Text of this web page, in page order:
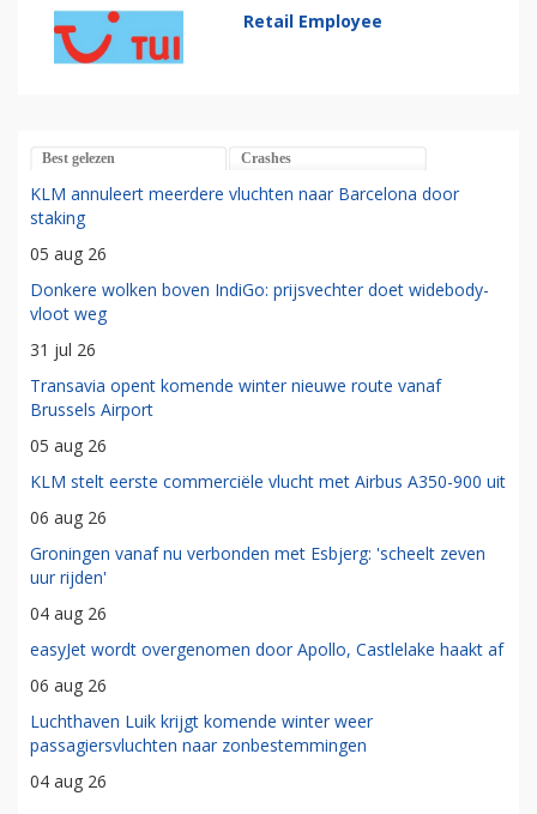
Retail Employee
Best gelezen Crashes
KLM annuleert meerdere vluchten naar Barcelona door
staking
05 aug 26
Donkere wolken boven IndiGo: prijsvechter doet widebody-
vloot weg
31 jul 26
Transavia opent komende winter nieuwe route vanaf
Brussels Airport
05 aug 26
KLM stelt eerste commerciële vlucht met Airbus A350-900 uit
06 aug 26
Groningen vanaf nu verbonden met Esbjerg: 'scheelt zeven
uur rijden'
04 aug 26
easyJet wordt overgenomen door Apollo, Castlelake haakt af
06 aug 26
Luchthaven Luik krijgt komende winter weer
passagiersvluchten naar zonbestemmingen
04 aug 26